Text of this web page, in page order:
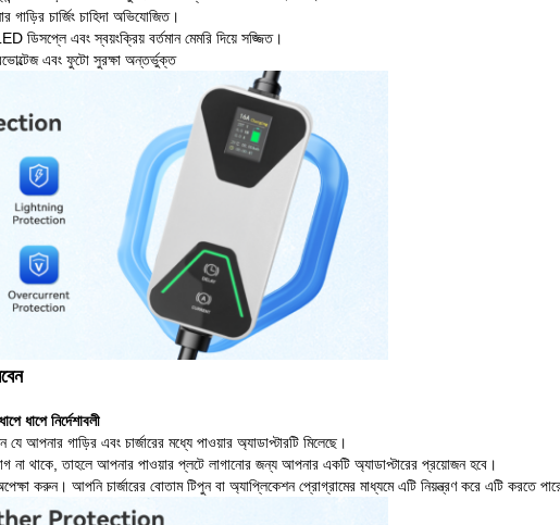
গাড়ির চার্জিং চাহিদা অভিযোজিত।
ডিসপ্লে এবং স্বয়ংক্রিয় বর্তমান মেমরি দিয়ে সজ্জিত।
এবং ফুটো সুরক্ষা অন্তর্ভুক্ত
ধাপে নির্দেশাবলী
যে আপনার গাড়ির এবং চার্জারের মধ্যে পাওয়ার অ্যাডাপ্টারটি মিলেছে।
না থাকে, তাহলে আপনার পাওয়ার প্লটে লাগানোর জন্য আপনার একটি অ্যাডাপ্টারের প্রয়োজন হবে।
করুন। আপনি চার্জারের বোতাম টিপুন বা অ্যাপ্লিকেশন প্রোগ্রামের মাধ্যমে এটি নিয়ন্ত্রণ করে এটি করতে